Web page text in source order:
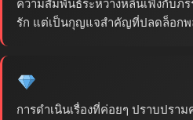
ความสัมพันธ์ระหว่างหลินเฟิงกับภร
รัก แต่เป็นกุญแจสำคัญที่ปลดล็อกพ
การดำเนินเรื่องที่ค่อยๆ ปราบปรา